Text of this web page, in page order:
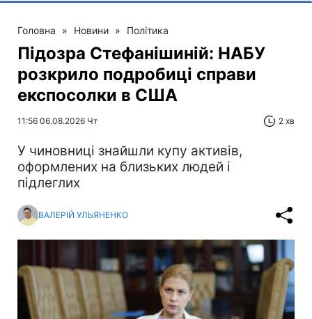
Головна » Новини » Політика
Підозра Стефанішиній: НАБУ
розкрило подробиці справи
експосолки в США
11:56 06.08.2026 Чт 2 хв
У чиновниці знайшли купу активів,
оформлених на близьких людей і
підлеглих
ВАЛЕРІЙ УЛЬЯНЕНКО